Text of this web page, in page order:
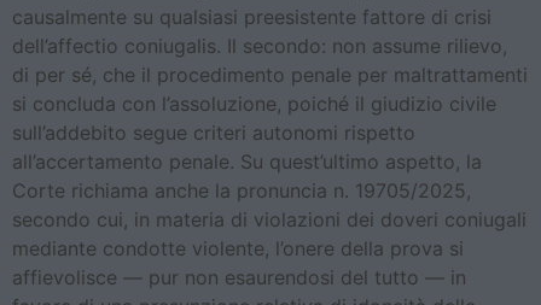
causalmente su qualsiasi preesistente fattore di crisi
dell’affectio coniugalis. Il secondo: non assume rilievo,
di per sé, che il procedimento penale per maltrattamenti
si concluda con l’assoluzione, poiché il giudizio civile
sull’addebito segue criteri autonomi rispetto
all’accertamento penale. Su quest’ultimo aspetto, la
Corte richiama anche la pronuncia n. 19705/2025,
secondo cui, in materia di violazioni dei doveri coniugali
mediante condotte violente, l’onere della prova si
affievolisce — pur non esaurendosi del tutto — in